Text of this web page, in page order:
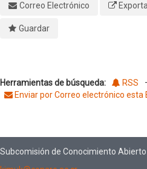
Correo Electrónico
Guardar
Herramientas de búsqueda: RSS
Enviar por Correo electrónico esta
Subcomisión de Conocimiento Abierto